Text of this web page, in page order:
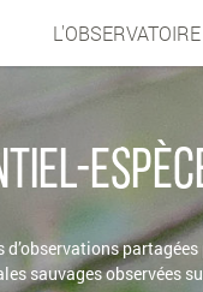
L'OBSERVATOIRE
sauvages observées